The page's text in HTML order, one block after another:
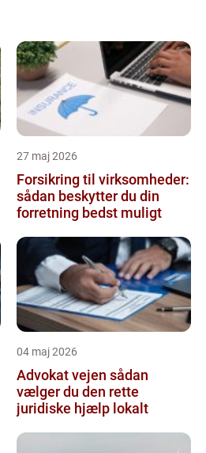
27 maj 2026
Forsikring til virksomheder:
sådan beskytter du din
forretning bedst muligt
04 maj 2026
Advokat vejen sådan
vælger du den rette
juridiske hjælp lokalt